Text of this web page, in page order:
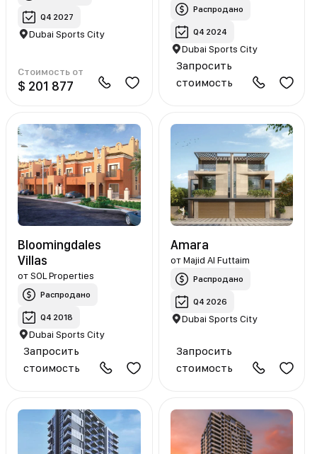
Q4 2027
Dubai Sports City
Стоимость от
$ 201 877
Распродано
Q4 2024
Dubai Sports City
Запросить
стоимость
Bloomingdales
Villas
отSOL Properties
Распродано
Q4 2018
Dubai Sports City
Запросить
стоимость
Amara
от Majid Al Futtaim
Распродано
Q4 2026
Dubai Sports City
Запросить
стоимость